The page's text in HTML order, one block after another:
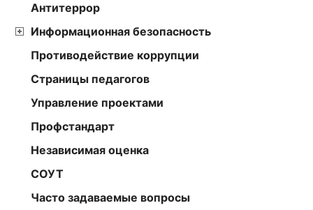
Антитеррор
Информационная безопасность
Противодействие коррупции
Страницы педагогов
Управление проектами
Профстандарт
Независимая оценка
СОУТ
Часто задаваемые вопросы